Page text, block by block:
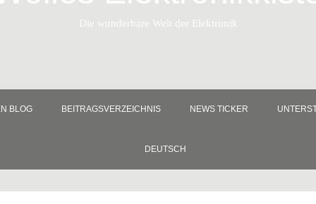
Die wunderbare Welt der Elektronik
BLOG BEITRAGSVERZEICHNIS NEWS TICKER
DEUTSCH